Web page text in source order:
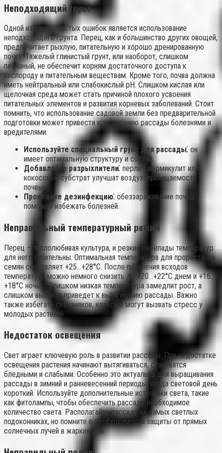
Неподходящий грунт
Одной из самых частых ошибок является использование
неподходящего грунта. Перец, как и большинство других овощей,
предпочитает рыхлую, питательную и хорошо дренированную
почву. Тяжелый глинистый грунт, или наоборот, слишком
песчаный, не обеспечит корням достаточного доступа к
кислороду и питательным веществам. Кроме того, почва должна
иметь нейтральный или слабокислый pH. Слишком кислая или
щелочная среда может стать причиной плохого усвоения
питательных элементов и развития корневых заболеваний. Стоит
помнить, что использование садовой земли без предварительной
подготовки может привести к заражению рассады болезнями и
вредителями.
Используйте специальный грунт для рассады⁚ он
имеет оптимальную структуру и состав.
Добавляйте разрыхлители⁚ перлит, вермикулит или
кокосовый субстрат улучшат воздухопроницаемость
почвы.
Проводите дезинфекцию⁚ обеззараживание почвы
поможет избежать болезней.
Неправильный температурный режим
Перец – теплолюбивая культура, и резкие перепады температур
для него губительны. Оптимальная температура для прорастания
семян составляет +25…+28°C. После появления всходов
температуру можно немного снизить до +20…+22°C днем и +16…
+18°C ночью. Слишком низкая температура замедлит рост, а
слишком высокая приведет к вытягиванию рассады. Важно
также избегать сквозняков, которые могут вызвать стресс у
молодых растений.
Недостаток освещения
Свет играет ключевую роль в развитии рассады. При недостатке
освещения растения начинают вытягиваться, становятся
бледными и слабыми. Особенно это актуально для выращивания
рассады в зимний и ранневесенний периоды, когда световой день
короткий. Используйте дополнительные источники света, такие
как фитолампы, чтобы обеспечить рассаде необходимое
количество света. Располагайте рассаду на самых светлых
подоконниках, но помните о необходимости защиты от прямых
солнечных лучей в жаркие дни.